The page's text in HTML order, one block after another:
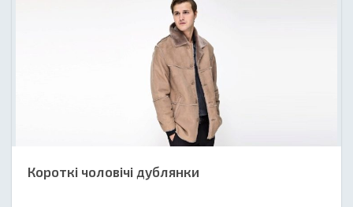
Короткі чоловічі дублянки